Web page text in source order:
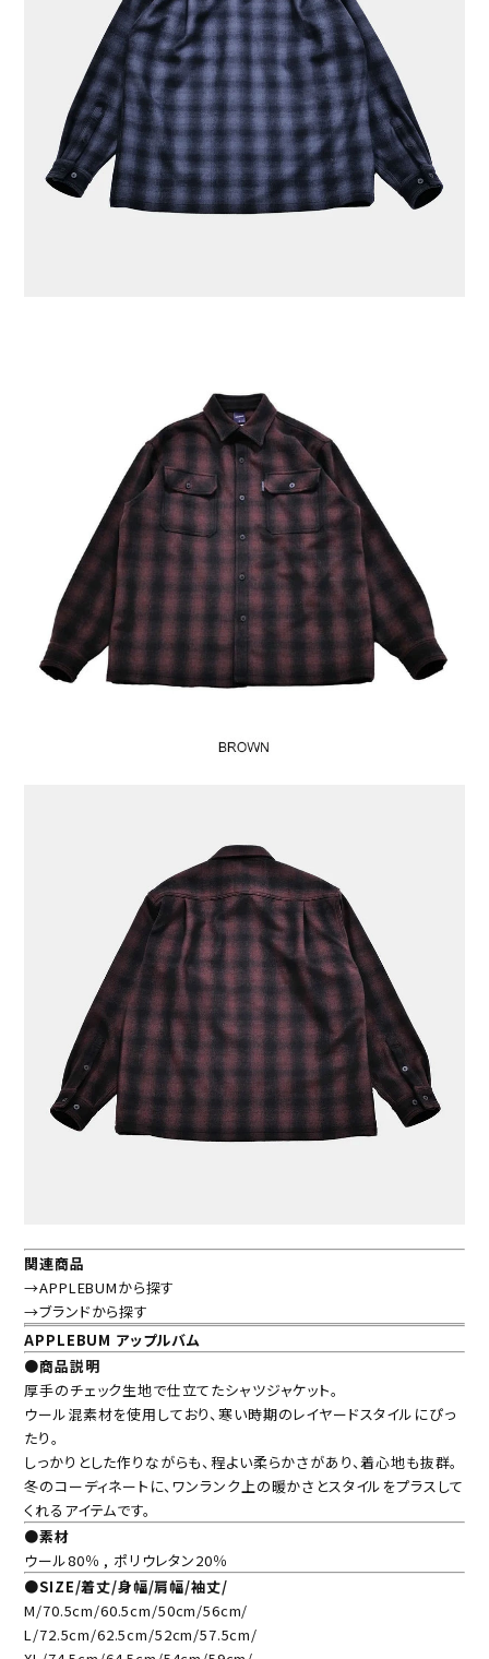
関連商品
→APPLEBUMから探す
→ブランドから探す
APPLEBUM アップルバム
●商品説明
厚手のチェック生地で仕立てたシャツジャケット。
ウール混素材を使用しており、寒い時期のレイヤードスタイルにぴっ
たり。
しっかりとした作りながらも、程よい柔らかさがあり、着心地も抜群。
冬のコーディネートに、ワンランク上の暖かさとスタイルをプラスして
くれるアイテムです。
●素材
ウール80％ , ポリウレタン20％
●SIZE/着丈/身幅/肩幅/袖丈/
M/70.5cm/60.5cm/50cm/56cm/
L/72.5cm/62.5cm/52cm/57.5cm/